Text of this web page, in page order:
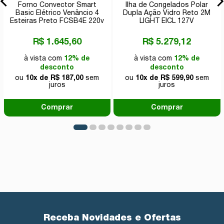
Forno Convector Smart
Basic Elétrico Venâncio 4
Esteiras Preto FCSB4E 220v
R$ 1.645,60
à vista com 12% de
desconto
ou 10x de R$ 187,00 sem
juros
Comprar
Ilha de Congelados Polar
Dupla Ação Vidro Reto 2M
LIGHT EICL 127V
R$ 5.279,12
à vista com 12% de
desconto
ou 10x de R$ 599,90sem
juros
Comprar
Receba Novidades e Ofertas